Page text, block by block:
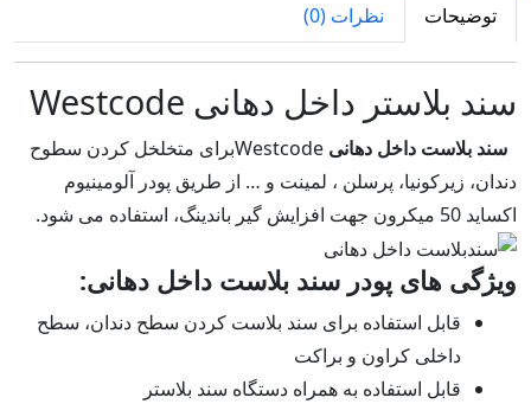
توضیحات
نظرات (0)
سند بلاستر داخل دهانی Westcode
سند بلاست داخل دهانی
Westcodeبرای متخلخل کردن سطوح
دندان، زیرکونیا، پرسلن ، لمینت و … از طریق پودر آلومینیوم
اکساید 50 میکرون جهت افزایش گیر باندینگ، استفاده می شود.
ویژگی های پودر سند بلاست‌ داخل دهانی:
قابل استفاده برای سند بلاست کردن سطح دندان، سطح
داخلی کراون و براکت
قا‌بل استفاده به همراه دستگاه سند بلاستر